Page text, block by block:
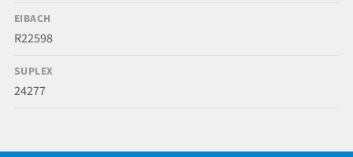
EIBACH
R22598
SUPLEX
24277